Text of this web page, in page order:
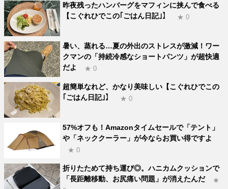
昨夜残ったハンバーグをマフィンに挟んで食べる
【こぐれひでこの｢ごはん日記｣】
★ 0
暑い、蒸れる…夏の外出のストレスが激減！ワー
クマンの「持続冷感なショートパンツ」が超快適
だよ
★ 0
超簡単なれど、かなり美味しい【こぐれひでこの
｢ごはん日記｣】
★ 0
57%オフも！Amazonタイムセールで「テント」
や「ネッククーラー」が今ならお買い得ですよ
★ 0
折りたためて持ち運び◎。ハニカムクッションで
「長距離移動、お尻痛い問題」が消えたんだ
★